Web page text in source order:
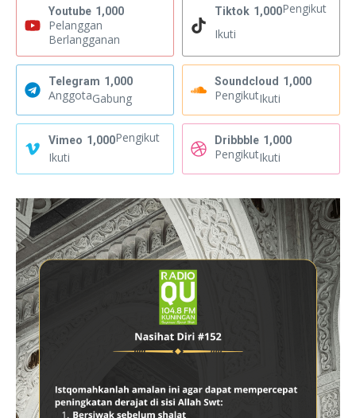
Youtube 1,000
Pelanggan
Berlangganan
Tiktok 1,000Pengikut
Ikuti
Telegram 1,000
AnggotaGabung
Soundcloud 1,000
PengikutIkuti
Vimeo 1,000Pengikut
Ikuti
Dribbble 1,000
PengikutIkuti